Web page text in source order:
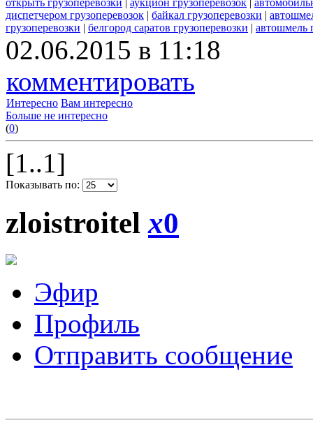
открыть грузоперевозки аукцион грузоперевозок
диспетчером грузоперевозок | байкал грузоперевозки |
грузоперевозки | белгород саратов грузоперевозки | автошмель
02.06.2015 в 11:18
комментировать
Интересно Вам интересно
Больше не интересно
(0)
[1..1]
Показывать по:
zloistroitelx0
Эфир
Профиль
Отправить сообщение